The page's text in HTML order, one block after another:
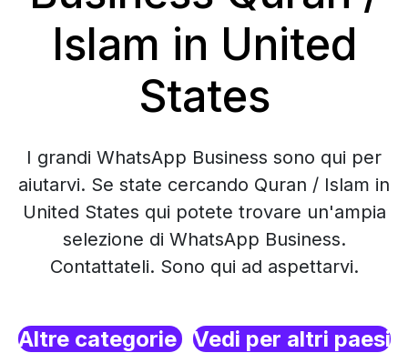
Islam in United
States
I grandi WhatsApp Business sono qui per
aiutarvi. Se state cercando Quran / Islam in
United States qui potete trovare un'ampia
selezione di WhatsApp Business.
Contattateli. Sono qui ad aspettarvi.
Altre categorie Vedi per altri paesi